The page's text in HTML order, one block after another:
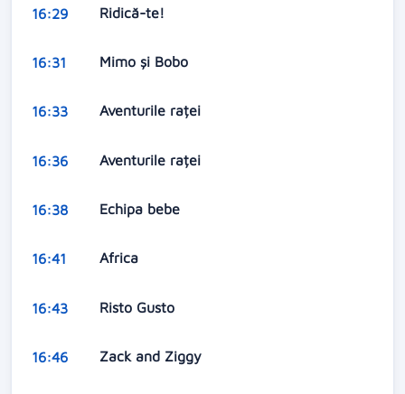
16:29 Ridică-te!
16:31 Mimo şi Bobo
16:33 Aventurile raței
16:36 Aventurile raței
16:38 Echipa bebe
16:41 Africa
16:43 Risto Gusto
16:46 Zack and Ziggy